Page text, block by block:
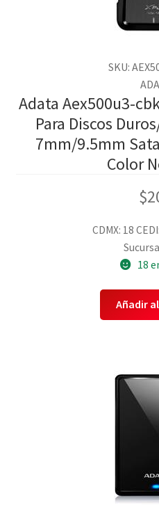
SKU:
Adata Aex500u3-
Para Discos
7mm/9.5mm
Color
$
CDMX: 18
18
Añadir